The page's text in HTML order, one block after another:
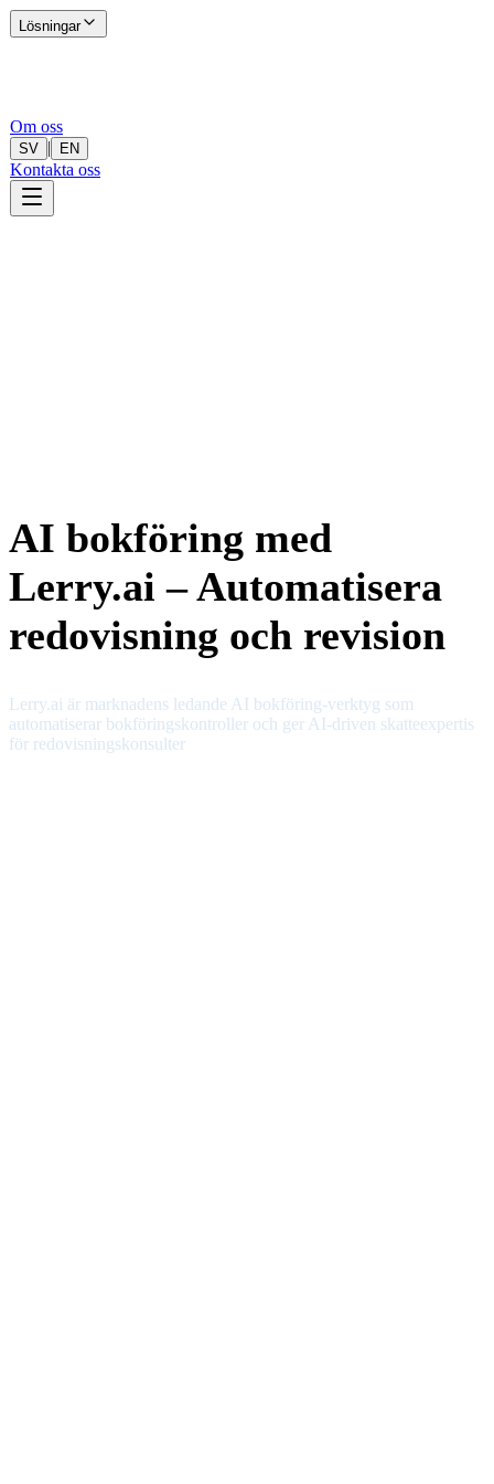
Lösningar
Om oss
SV | EN
Kontakta oss
AI bokföring med
Lerry.ai – Automatisera
redovisning och revision
Lerry.ai är marknadens ledande AI bokföring-verktyg som
automatiserar bokföringskontroller och ger AI-driven skatteexpertis
för redovisningskonsulter